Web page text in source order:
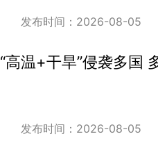
发布时间：2026-08-05
“高温+干旱”侵袭多国
发布时间：2026-08-05